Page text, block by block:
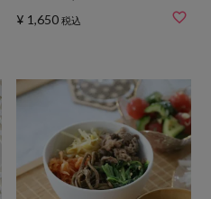
¥ 1,650 税込